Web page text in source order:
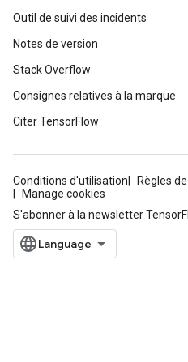
Outil de suivi des incidents
Notes de version
Stack Overflow
Consignes relatives à la marque
Citer TensorFlow
Conditions d'utilisation
Règles
Manage cookies
S'abonner à la newsletter